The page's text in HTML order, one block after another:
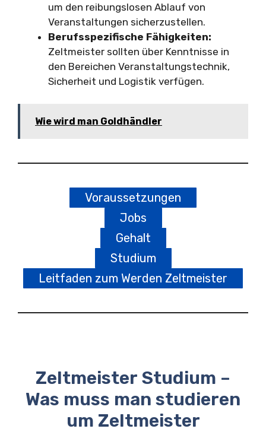
um den reibungslosen Ablauf von
Veranstaltungen sicherzustellen.
Berufsspezifische Fähigkeiten:
Zeltmeister sollten über Kenntnisse in
den Bereichen Veranstaltungstechnik,
Sicherheit und Logistik verfügen.
Wie wird man Goldhändler
Voraussetzungen
Jobs
Gehalt
Studium
Leitfaden zum Werden Zeltmeister
Zeltmeister Studium –
Was muss man studieren
um Zeltmeister